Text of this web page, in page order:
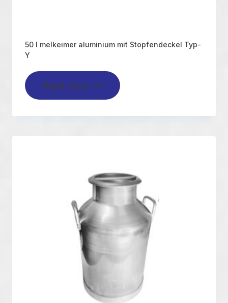
50 l melkeimer aluminium mit Stopfendeckel Typ-
Y
Read more